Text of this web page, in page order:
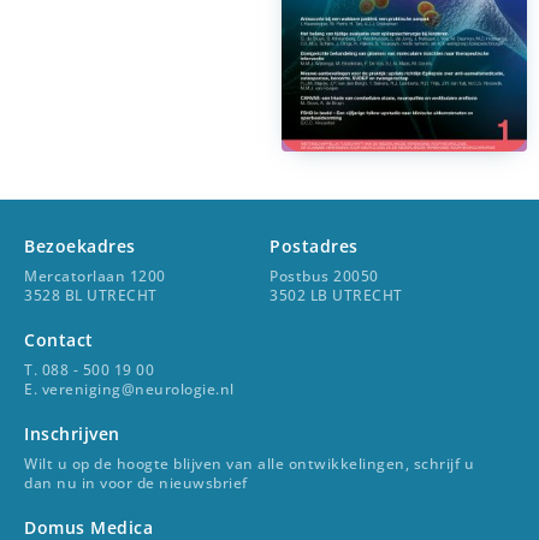
Bezoekadres
Mercatorlaan 1200
3528 BL UTRECHT
Postadres
Postbus 20050
3502 LB UTRECHT
Contact
T. 088 - 500 19 00
E. vereniging@neurologie.nl
Inschrijven
Wilt u op de hoogte blijven van alle ontwikkelingen, schrijf u
dan nu in voor de nieuwsbrief
Domus Medica